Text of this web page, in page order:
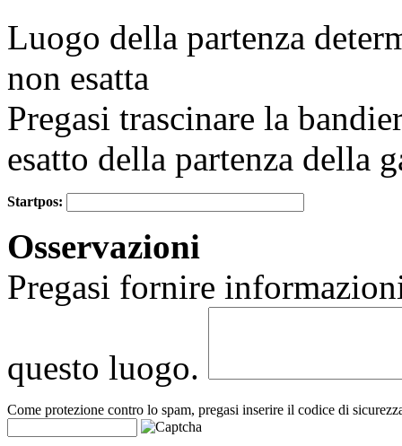
Luogo della partenza
non esatta
Pregasi trascinare la
esatto della partenza della
−
Startpos:
Osservazioni
Pregasi fornire
questo luogo.
Come protezione contro lo spam, pregasi inserire il codice di